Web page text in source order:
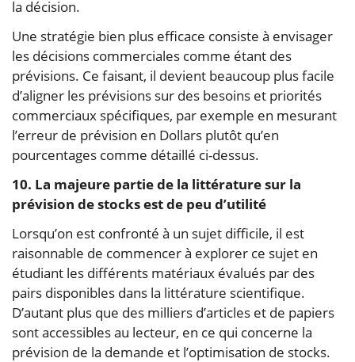
la décision.
Une stratégie bien plus efficace consiste à envisager
les décisions commerciales comme étant des
prévisions. Ce faisant, il devient beaucoup plus facile
d’aligner les prévisions sur des besoins et priorités
commerciaux spécifiques, par exemple en mesurant
l’erreur de prévision en Dollars plutôt qu’en
pourcentages comme détaillé ci-dessus.
10. La majeure partie de la littérature sur la
prévision de stocks est de peu d’utilité
Lorsqu’on est confronté à un sujet difficile, il est
raisonnable de commencer à explorer ce sujet en
étudiant les différents matériaux évalués par des
pairs disponibles dans la littérature scientifique.
D’autant plus que des milliers d’articles et de papiers
sont accessibles au lecteur, en ce qui concerne la
prévision de la demande et l’optimisation de stocks.